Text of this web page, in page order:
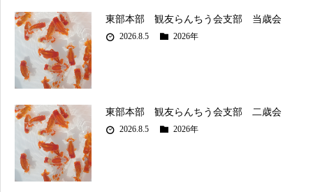
東部本部 観友らんちう会支部 当歳会
2026.8.5 2026年
東部本部 観友らんちう会支部 二歳会
2026.8.5 2026年